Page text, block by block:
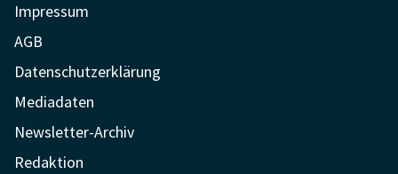
Impressum
AGB
Datenschutzerklärung
Mediadaten
Newsletter-Archiv
Redaktion